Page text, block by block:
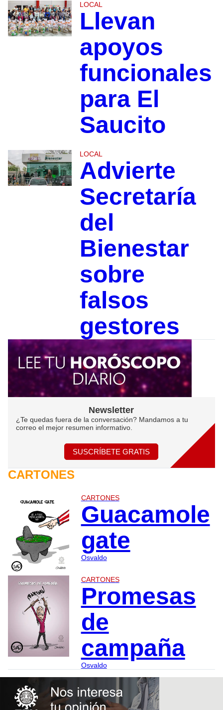
LOCAL
Llevan
apoyos
funcionales
para El
Saucito
LOCAL
Advierte
Secretaría
del
Bienestar
sobre
falsos
gestores
Newsletter
¿Te quedas fuera de la conversación? Mandamos a tu
correo el mejor resumen informativo.
SUSCRÍBETE GRATIS
CARTONES
CARTONES
Guacamole
gate
Osvaldo
CARTONES
Promesas
de
campaña
Osvaldo